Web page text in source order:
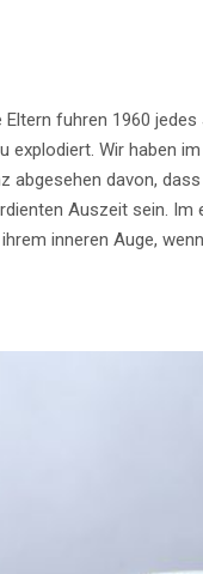
fuhren 1960
Wir haben
davon,
Auszeit sein.
inneren Auge,